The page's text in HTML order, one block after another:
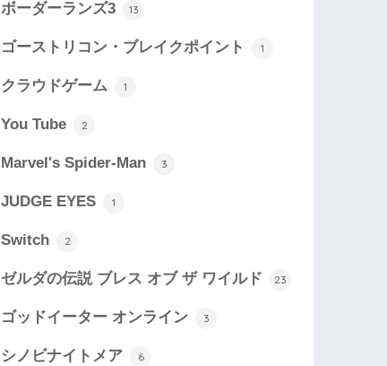
ボーダーランズ3 13
ゴーストリコン・ブレイクポイント 1
クラウドゲーム 1
You Tube 2
Marvel's Spider-Man 3
JUDGE EYES 1
Switch 2
ゼルダの伝説 ブレス オブ ザ ワイルド 23
ゴッドイーター オンライン 3
シノビナイトメア 6